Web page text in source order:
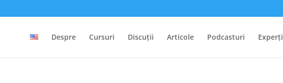
Despre Cursuri Discuții Articole Podcasturi Experți